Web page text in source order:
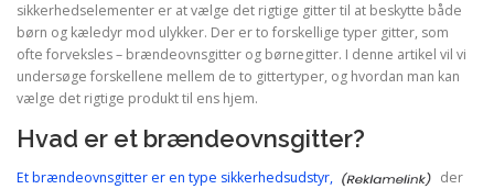
sikkerhedselementer er at vælge det rigtige gitter til at beskytte både
børn og kæledyr mod ulykker. Der er to forskellige typer gitter, som
ofte forveksles – brændeovnsgitter og børnegitter. I denne artikel vil vi
undersøge forskellene mellem de to gittertyper, og hvordan man kan
vælge det rigtige produkt til ens hjem.
Hvad er et brændeovnsgitter?
Et brændeovnsgitter er en type sikkerhedsudstyr,
der